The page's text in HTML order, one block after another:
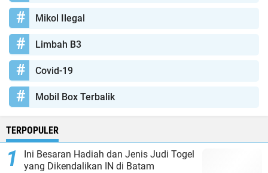
Mikol Ilegal
Limbah B3
Covid-19
Mobil Box Terbalik
TERPOPULER
Ini Besaran Hadiah dan Jenis Judi Togel
yang Dikendalikan IN di Batam